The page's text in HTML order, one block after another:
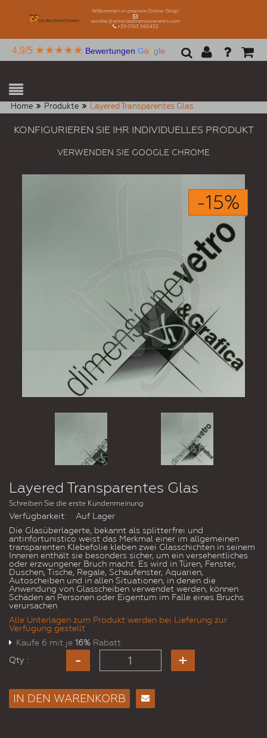
Willkommen in unserem Online-Shop!
vendite@vetreriadimensionevetro.com
+39 0163 560432
4,9/5 ★★★★★ Bewertungen Google
Home Produkte Layered Transparentes Glas
KONFIGURIEREN SIE IHR INDIVIDUELLES PRODUKT
VERWENDEN SIE GOOGLE CHROME
-15%
Layered Transparentes Glas
Schreiben Sie die erste Kundenmeinung
Verfügbarkeit:
Auf Lager
Die Glasüberlagerte, bekannt als splitterfrei und
antinfortunistico weist das Merkmal einer im allgemeinen
transparenten Klebefolie kleben zwei Glasschichten in seinem
Inneren enthält sie besonders sicher, um ein versehentliches
oder erzwungener Bruch macht. Es wird in Türen, Fenster,
Duschen, Tische, Regale, Schaufenster, Aquarien,
Autoscheiben und in allen Situationen, in denen die
Anwendung von Glasscheiben verwendet werden, können
Schäden an Personen oder Eigentum im Falle eines Bruchs
verursachen
Alle Unterlagen zum Produkt werden bei Lieferung zur
Verfügung gestellt
Kaufe 6 mit je 16% Rabatt
Qty :
IN DEN WARENKORB